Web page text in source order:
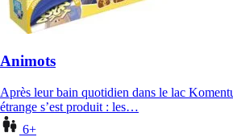
Animots
Après leur bain quotidien dans le lac
étrange s’est produit : les…
6+